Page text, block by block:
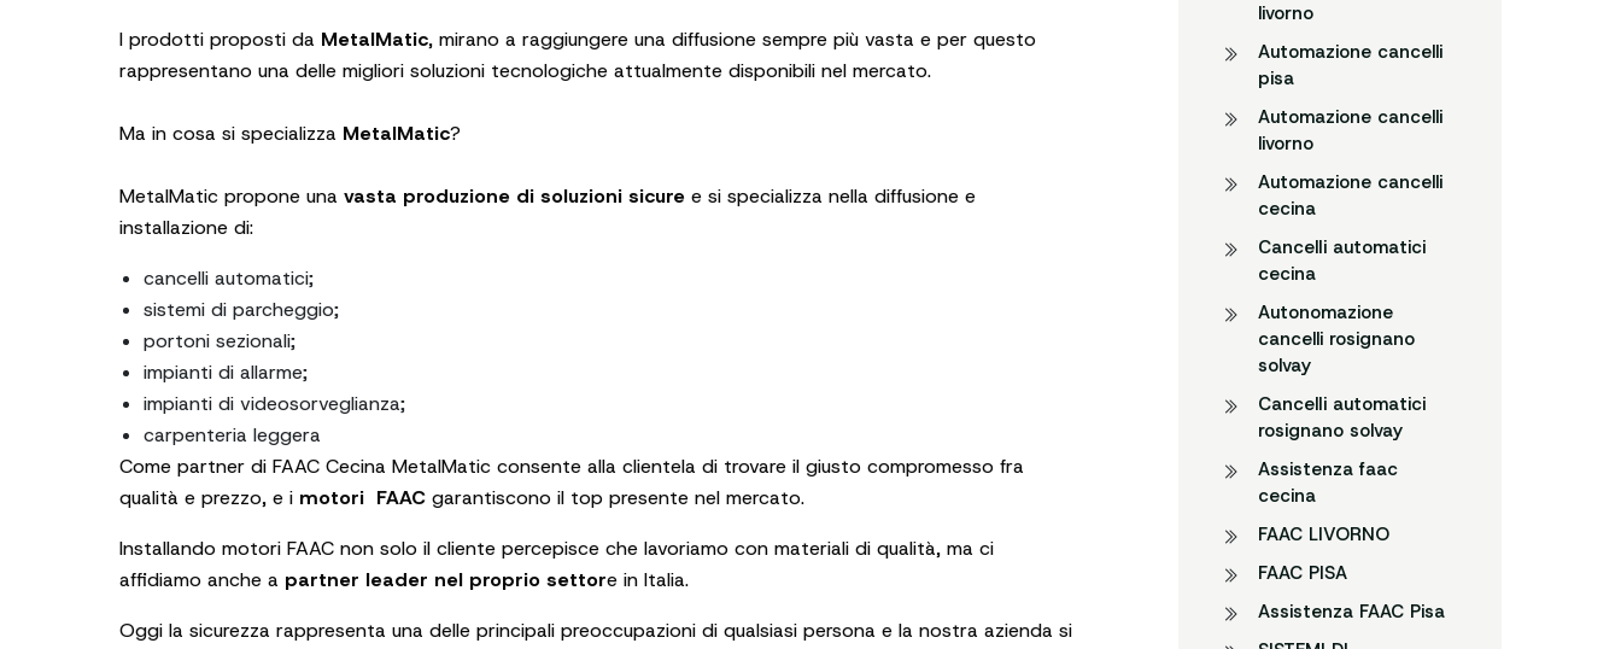
I prodotti proposti da MetalMatic, mirano a raggiungere una diffusione sempre più vasta e per questo
rappresentano una delle migliori soluzioni tecnologiche attualmente disponibili nel mercato.
Ma in cosa si specializza MetalMatic?
MetalMatic propone una vasta produzione di soluzioni sicure e si specializza nella diffusione e
installazione di:
cancelli automatici;
sistemi di parcheggio;
portoni sezionali;
impianti di allarme;
impianti di videosorveglianza;
carpenteria leggera
Come partner di FAAC Cecina MetalMatic consente alla clientela di trovare il giusto compromesso fra
qualità e prezzo, e i motori FAAC garantiscono il top presente nel mercato.
Installando motori FAAC non solo il cliente percepisce che lavoriamo con materiali di qualità, ma ci
affidiamo anche a partner leader nel proprio settore in Italia.
Oggi la sicurezza rappresenta una delle principali preoccupazioni di qualsiasi persona e la nostra azienda si
livorno
Automazione cancelli
pisa
Automazione cancelli
livorno
Automazione cancelli
cecina
CancelIi automatici
cecina
Autonomazione
cancelli rosignano
solvay
CancelIi automatici
rosignano solvay
Assistenza faac
cecina
FAAC LIVORNO
FAAC PISA
Assistenza FAAC Pisa